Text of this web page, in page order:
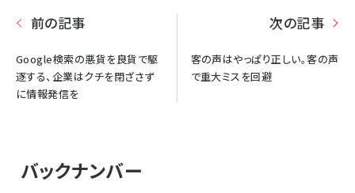
前の記事
Google検索の悪貨を良貨で駆
逐する、企業はクチを閉ざさず
に情報発信を
次の記事
客の声はやっぱり正しい。客の声
で重大ミスを回避
バックナンバー